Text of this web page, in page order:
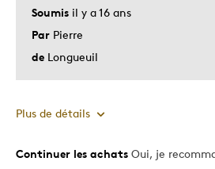
Soumis il y a 16 ans
Par Pierre
de Longueuil
Plus de détails
Le pour
Continuer les achats Oui, je